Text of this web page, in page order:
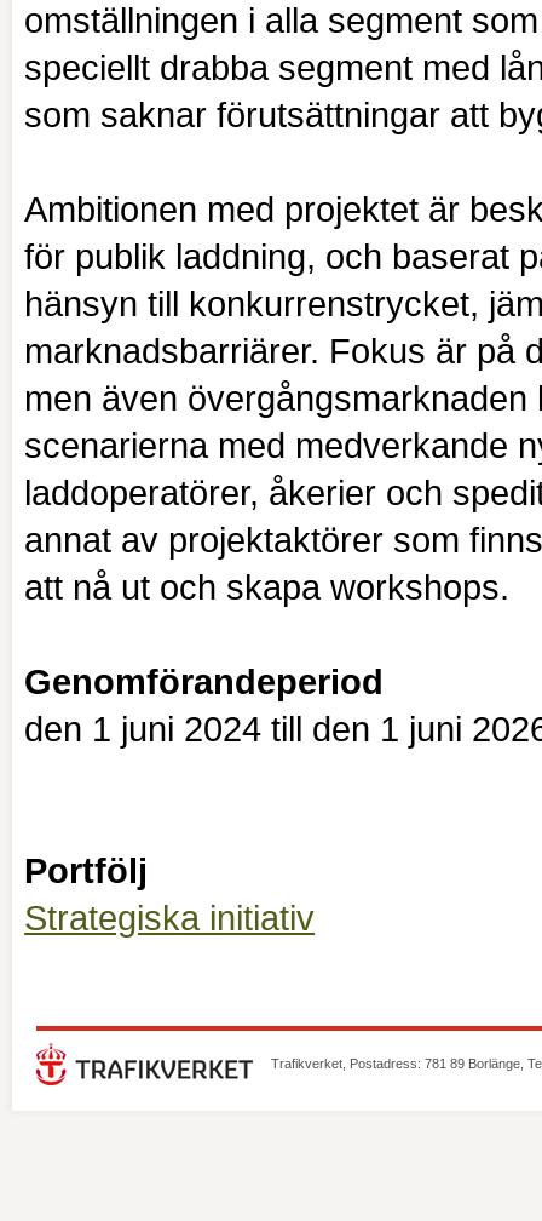
omställningen i alla segment
speciellt drabba segment med
som saknar förutsättningar att
Ambitionen med projektet är
för publik laddning, och baserat
hänsyn till konkurrenstrycket,
marknadsbarriärer. Fokus är på
men även
scenarierna med medverkande
laddoperatörer, åkerier och
annat av projektaktörer som
att nå ut och skapa workshops.
Genomförandeperiod
den 1 juni 2024 till den 1 juni
Portfölj
Strategiska initiativ
Trafikverket, Postadress: 781 89 Borlänge,